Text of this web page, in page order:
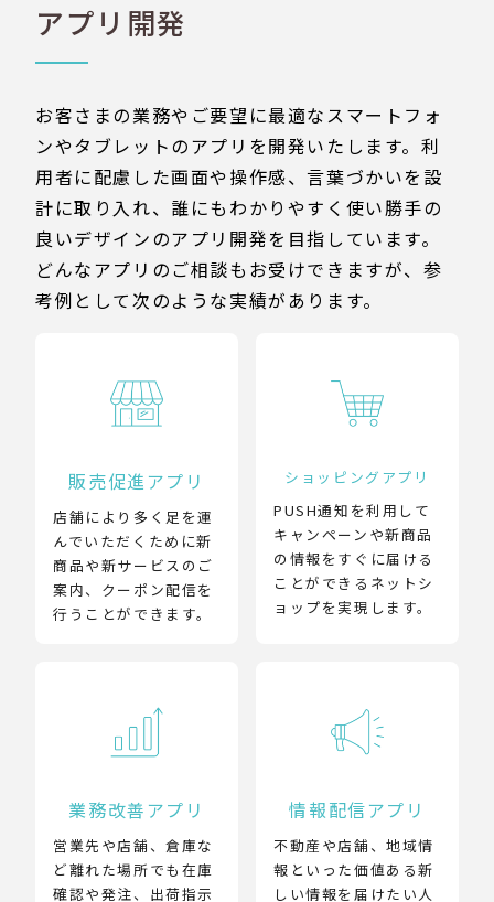
アプリ開発
お客さまの業務やご要望に最適なスマートフォ
ンやタブレットのアプリを開発いたします。利
用者に配慮した画面や操作感、言葉づかいを設
計に取り入れ、誰にもわかりやすく使い勝手の
良いデザインのアプリ開発を目指しています。
どんなアプリのご相談もお受けできますが、参
考例として次のような実績があります。
販売促進アプリ
店舗により多く足を運
んでいただくために新
商品や新サービスのご
案内、クーポン配信を
行うことができます。
ショッピングアプリ
PUSH通知を利用して
キャンペーンや新商品
の情報をすぐに届ける
ことができるネットシ
ョップを実現します。
業務改善アプリ
営業先や店舗、倉庫な
ど離れた場所でも在庫
確認や発注、出荷指示
情報配信アプリ
不動産や店舗、地域情
報といった価値ある新
しい情報を届けたい人